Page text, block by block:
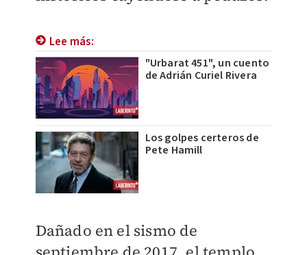
Lee más:
"Urbarat 451", un cuento
de Adrián Curiel Rivera
Los golpes certeros de
Pete Hamill
Dañado en el sismo de